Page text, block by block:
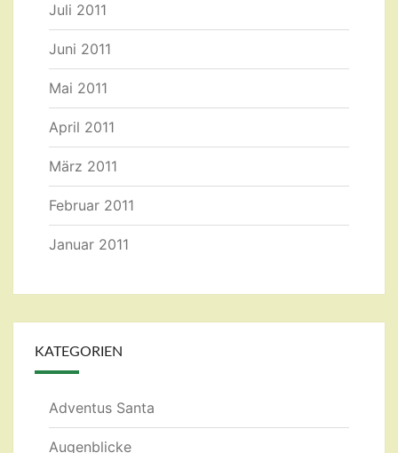
Juli 2011
Juni 2011
Mai 2011
April 2011
März 2011
Februar 2011
Januar 2011
KATEGORIEN
Adventus Santa
Augenblicke